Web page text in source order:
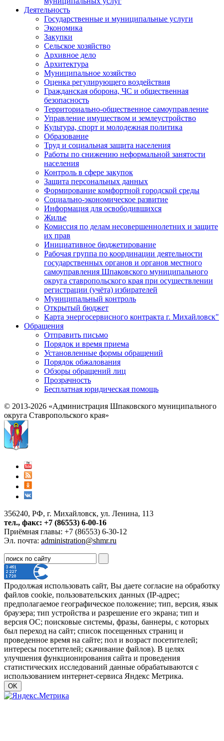
Деятельность
Государственные и муниципальные услуги
Экономика
Закупки
Сельское хозяйство
Архивное дело
Архитектура
Муниципальное хозяйство
Оценка регулирующего воздействия
Гражданская оборона, ЧС и общественная
безопасность
Территориально-общественное самоуправление
Управление имуществом и землеустройство
Культура, спорт и молодежная политика
Образование
Труд и социальная защита населения
Работы по снижению неформальной занятости
населения
Контроль в сфере закупок
Защита персональных данных
Формирование комфортной городской среды
Социально-экономическое развитие
Информация для освободившихся
Жилье
Комиссия по делам несовершеннолетних и защите
их прав
Инициативное бюджетирование
Рабочая группа по координации деятельности
государственных органов и органов местного
самоуправления Шпаковского муниципального
округа ставропольского края при осуществлении
регистрации (учёта) избирателей
Муниципальный контроль
Открытый бюджет
Карта энергосервисного контракта г. Михайловск"
Обращения
Отправить письмо
Порядок и время приема
Установленные формы обращений
Порядок обжалования
Обзоры обращений лиц
Прозрачность
Бесплатная юридическая помощь
© 2013-2026 «Администрация Шпаковского муниципального
округа Ставропольского края»
356240, РФ, г. Михайловск, ул. Ленина, 113
тел., факс: +7 (86553) 6-00-16
Приёмная главы: +7 (86553) 6-30-12
Эл. почта: administration@shmr.ru
Продолжая использовать сайт, Вы даете согласие на обработку
файлов cookie, пользовательских данных (IP-адрес;
предполагаемое географическое положение; тип, версия, язык
браузера; тип устройства и разрешение его экрана; тип и
версия ОС; поисковые системы, фразы, баннеры, с которых
был переход на сайт; список посещенных страниц и
проведенное время на сайте; пол и возраст посетителей;
интересы посетителей; скачивание файлов). В целях
улучшения функционирования сайта и проведения
статистических исследований данные обрабатываются с
использованием интернет-сервиса Яндекс Метрика.
OK